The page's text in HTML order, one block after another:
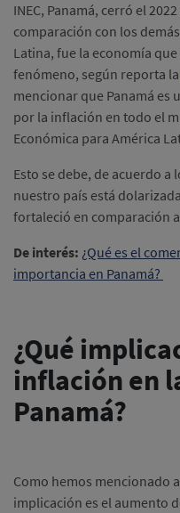
INEC, Panamá, cerró el
comparación con los
Latina, fue la economía
fenómeno, según reporta la
mencionar que Panamá es
por la inflación en todo el
Económica para América
Esto se debe, de acuerdo a
nuestro país está
fortaleció en comparación
De interés: ¿Qué es el
importancia en Panamá?
¿Qué
inflación en
Panamá?
Como hemos mencionado
implicación es el aumento